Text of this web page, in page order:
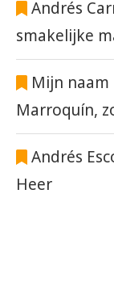
Andrés
smakelijke
Mijn naam
Marroquín,
Andrés
Heer